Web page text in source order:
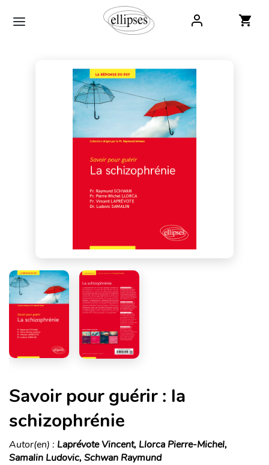
Savoir pour guérir : la
schizophrénie
Autor(en) : Laprévote Vincent, Llorca Pierre-Michel,
Samalin Ludovic, Schwan Raymund